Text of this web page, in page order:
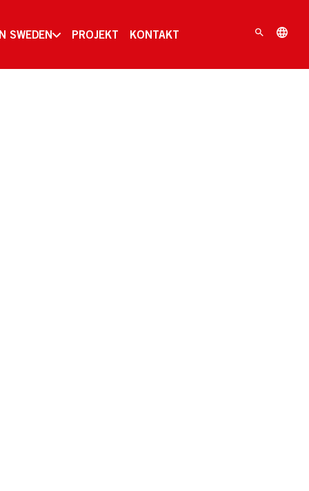
SWEDEN PROJEKT KONTAKT